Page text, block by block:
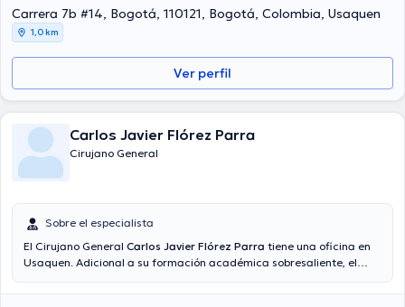
conferencias con la intención de tener una formación continua en
su ámbito de especialización y ha publicado diferentes
publicaciones. Su cita se puede realizar en Español.
Carrera 7b #14, Bogotá, 110121, Bogotá, Colombia, Usaquen
1,0 km
Ver perfil
Carlos Javier Flórez Parra
Cirujano General
Sobre el especialista
El Cirujano General Carlos Javier Flórez Parra tiene una oficina en
Usaquen. Adicional a su formación académica sobresaliente, el
profesional de la salud tiene numerosos años de experiencia laboral